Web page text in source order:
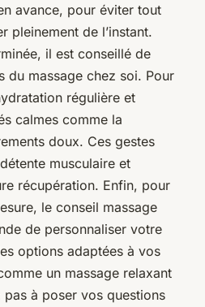
avance, pour éviter tout
pleinement de l’instant.
il est conseillé de
du massage chez soi. Pour
régulière et
calmes comme la
doux. Ces gestes
musculaire et
récupération. Enfin, pour
le conseil massage
de personnaliser votre
options adaptées à vos
un massage relaxant
pas à poser vos questions